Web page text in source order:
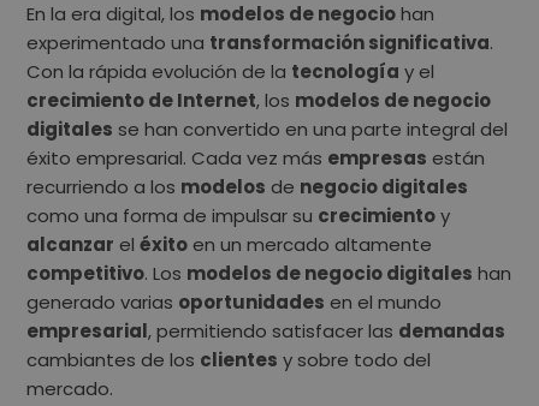
En la era digital, los modelos de negociohan
experimentado una transformación significativa.
Con la rápida evolución de la tecnología y el
crecimiento de Internet, los modelos de negocio
digitales se han convertido en una parte integral del
éxito empresarial. Cada vez más empresas están
recurriendo a los modelos de negocio digitales
como una forma de impulsar su crecimientoy
alcanzar eléxito en un mercado altamente
competitivo. Los modelos de negocio digitales han
generado varias oportunidades en el mundo
empresarial, permitiendo satisfacer las demandas
cambiantes de los clientes y sobre todo del
mercado.